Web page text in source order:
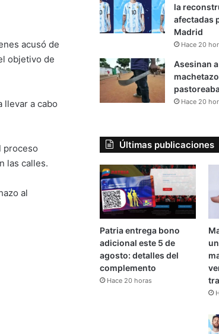
acusó de
objetivo de
llevar a cabo
proceso
las calles.
al
la
afectadas
Madrid
Hace 20
Asesinan
Hace 20
Últimas publicaciones
Patria entrega bono
adicional este 5 de
agosto: detalles del
complemento
Hace 20 horas